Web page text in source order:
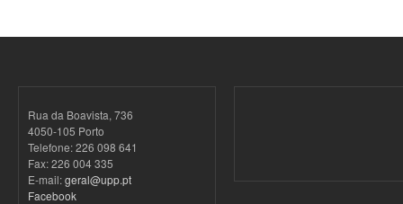
Rua da Boavista, 736
4050-105 Porto
Telefone: 226 098 641
Fax: 226 004 335
E-mail:geral@upp.pt
Facebook